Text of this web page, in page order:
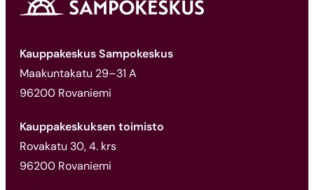
Kauppakeskus Sampokeskus
Maakuntakatu 29–31 A
96200 Rovaniemi
Kauppakeskuksen toimisto
Rovakatu 30, 4. krs
96200 Rovaniemi